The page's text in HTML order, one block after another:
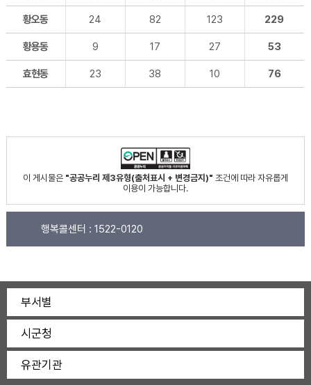
황오동 24 82 123 229
황용동 9 17 27 53
효현동 23 38 10 76
이 게시물은 "공공누리 제3유형(출처표시 + 변경금지)" 조건에 따라 자유롭게
이용이 가능합니다.
행복콜센터 : 1522-0120
부서별
시군청
유관기관